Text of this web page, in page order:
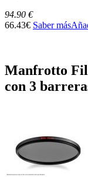
94.90 €
66.43€ Saber más
Manfrotto
con 3